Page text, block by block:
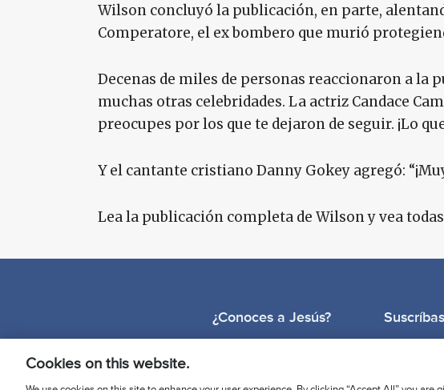
Wilson concluyó la publicación, en parte,
Comperatore, el ex bombero que murió
Decenas de miles de personas reaccionaron a la
muchas otras celebridades. La actriz Candace
preocupes por los que te dejaron de seguir. ¡Lo
Y el cantante cristiano Danny Gokey agregó:
Lea la publicación completa de Wilson y vea
¿Conoces a Jesús?
Cookies on this website.